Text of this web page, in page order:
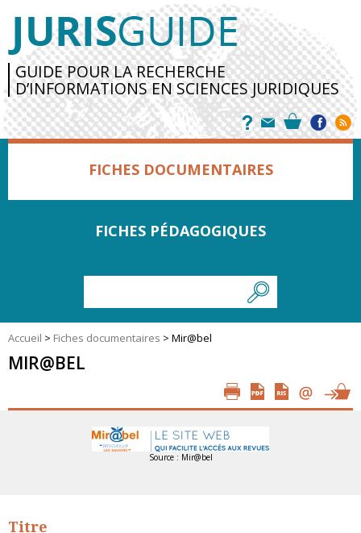
GUIDE POUR LA RECHERCHE
D’INFORMATIONS EN SCIENCES JURIDIQUES
FICHES DOCUMENTAIRES
FICHES PÉDAGOGIQUES
Accueil > Fiches documentaires > Mir@bel
MIR@BEL
Source : Mir@bel
Titre